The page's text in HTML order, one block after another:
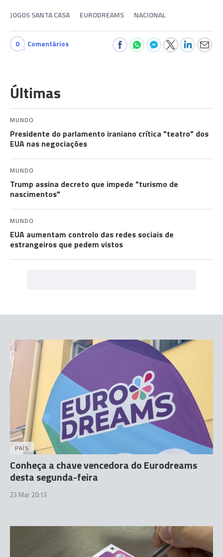
JOGOS SANTA CASA EURODREAMS NACIONAL
0 Comentários
Últimas
MUNDO
Presidente do parlamento iraniano crítica "teatro" dos
EUA nas negociações
MUNDO
Trump assina decreto que impede "turismo de
nascimentos"
MUNDO
EUA aumentam controlo das redes sociais de
estrangeiros que pedem vistos
PAÍS
Conheça a chave vencedora do Eurodreams
desta segunda-feira
23 Mar 20:13